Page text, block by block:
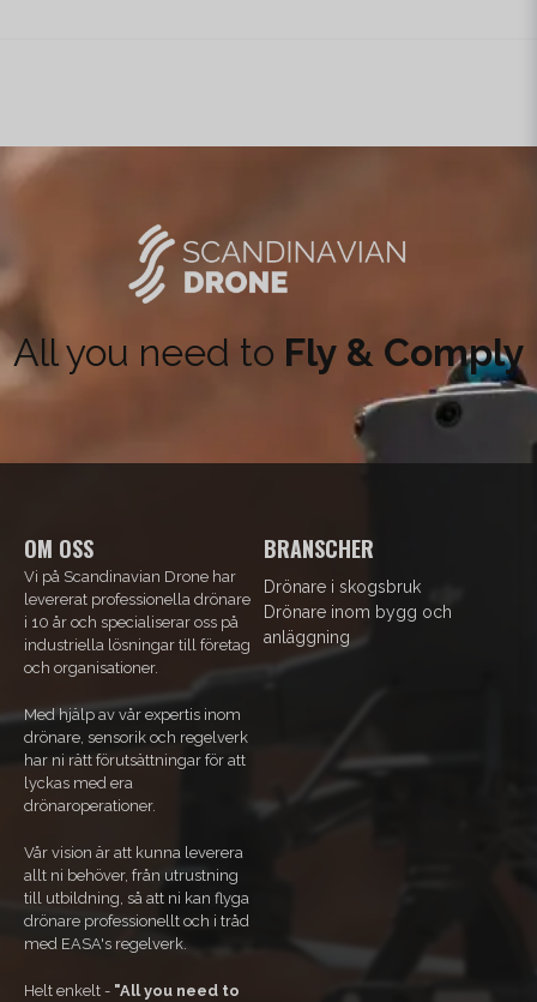
All you need to Fly & Comply
OM OSS
Vi på Scandinavian Drone har
levererat professionella drönare
i 10 år och specialiserar oss på
industriella lösningar till företag
och organisationer.
Med hjälp av vår expertis inom
drönare, sensorik och regelverk
har ni rätt förutsättningar för att
lyckas med era
drönaroperationer.
Vår vision är att kunna leverera
allt ni behöver, från utrustning
till utbildning, så att ni kan flyga
drönare professionellt och i tråd
med EASA's regelverk.
Helt enkelt - "All you need to
BRANSCHER
Drönare i skogsbruk
Drönare inom bygg och
anläggning